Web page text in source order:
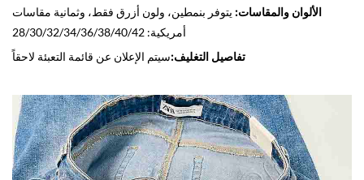
الألوان والمقاسات: يتوفر بنمطين، ولون أزرق فقط، وثمانية مقاسات
أمريكية: 28/30/32/34/36/38/40/42
تفاصيل التغليف:سيتم الإعلان عن قائمة التعبئة لاحقاً